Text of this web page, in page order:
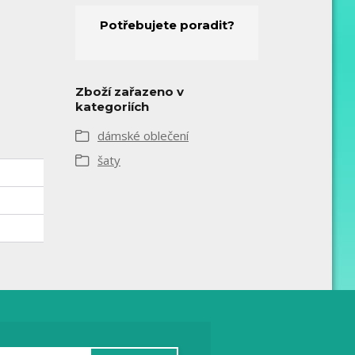
Potřebujete poradit?
Zboží zařazeno v
kategoriích
dámské oblečení
šaty